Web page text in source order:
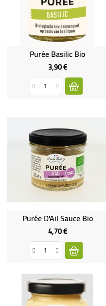
Purée Basilic Bio
3,90 €Prix
Purée D'Ail Sauce Bio
4,70 €Prix